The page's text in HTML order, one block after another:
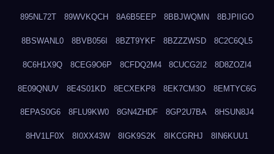
895NL72T 89WVKQCH 8A6B5EEP 8BBJWQMN 8BJPIIGO
8BSWANL0 8BVB056I 8BZT9YKF 8BZZZWSD 8C2C6QL5
8C6H1X9Q 8CEG9O6P 8CFDQ2M4 8CUCG2I2 8D8ZOZI4
8E09QNUV 8E4S01KD 8ECXEKP8 8EK7CM3O 8EMTYC6G
8EPAS0G6 8FLU9KW0 8GN4ZHDF 8GP2U7BA 8HSUN8J4
8HV1LF0X 8I0XX43W 8IGK9S2K 8IKCGRHJ 8IN6KUU1